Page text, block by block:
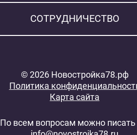
СОТРУДНИЧЕСТВО
© 2026 Новостройка78.рф
Политика
Карта сайта
По всем вопросам можно писать